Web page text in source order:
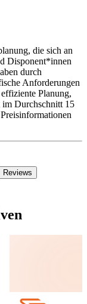
die sich an
Disponent*innen
durch
Anforderungen
Planung,
im Durchschnitt 15
Reviews